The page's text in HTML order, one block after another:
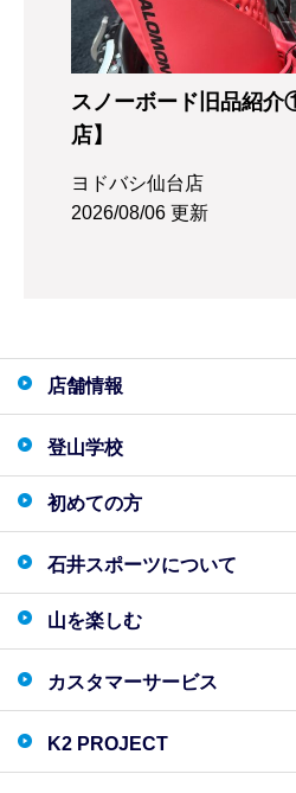
スノーボード旧品紹
店】
ヨドバシ仙台店
2026/08/06 更新
店舗情報
登山学校
初めての方
石井スポーツについて
山を楽しむ
カスタマーサービス
K2 PROJECT